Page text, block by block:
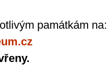
památkám na: